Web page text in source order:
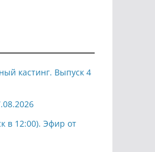
кастинг. Выпуск 4
в 12:00). Эфир от